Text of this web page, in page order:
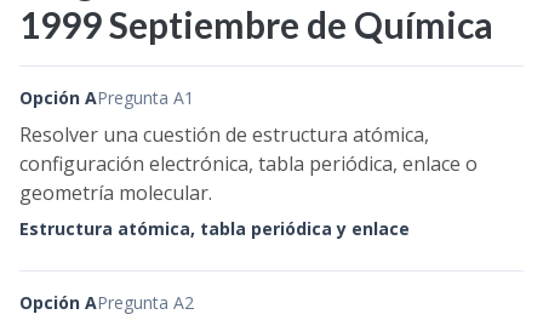
1999 Septiembre de Química
Opción APregunta A1
Resolver una cuestión de estructura atómica,
configuración electrónica, tabla periódica, enlace o
geometría molecular.
Estructura atómica, tabla periódica y enlace
Opción APregunta A2